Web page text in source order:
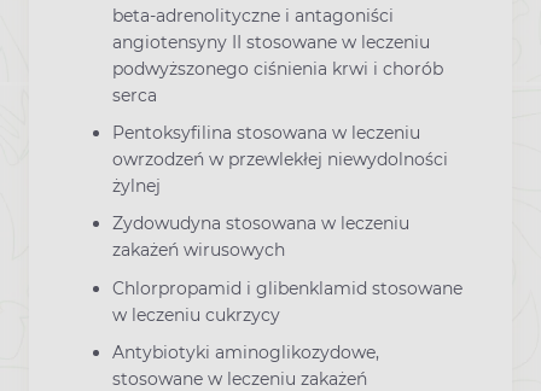
beta-adrenolityczne i antagoniści
angiotensyny II stosowane w leczeniu
podwyższonego ciśnienia krwi i chorób
serca
Pentoksyfilina stosowana w leczeniu
owrzodzeń w przewlekłej niewydolności
żylnej
Zydowudyna stosowana w leczeniu
zakażeń wirusowych
Chlorpropamid i glibenklamid stosowane
w leczeniu cukrzycy
Antybiotyki aminoglikozydowe,
stosowane w leczeniu zakażeń